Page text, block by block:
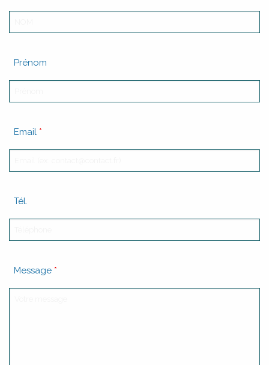
Prénom
Email *
Tél.
Message *